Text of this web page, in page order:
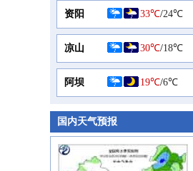
资阳 33℃/24℃
凉山 30℃/18℃
阿坝 19℃/6℃
国内天气预报